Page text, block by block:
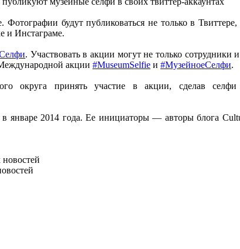
будут публиковаться не только в
и Инстаграме.
. Участвовать в акции могут не только сотрудники
акции #MuseumSelfie и #МузейноеСелфи.
округа принять участие в акции, сделав
январе 2014 года. Ее инициаторы — авторы блога